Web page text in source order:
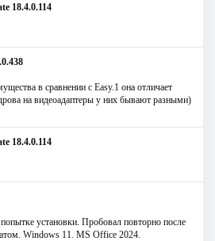
18.4.0.114
в сравнении с Easy.1 она отличает
на видеоадаптеры у них бывают разными)
18.4.0.114
установки. Пробовал повторно после
Windows 11. MS Offiсe 2024.